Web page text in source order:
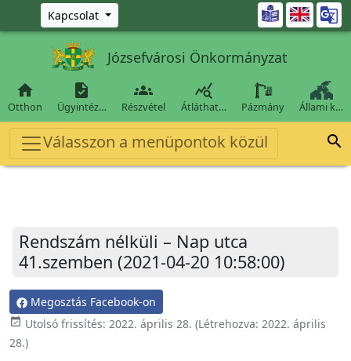
Ugrás a fő tartalomra
Kapcsolat 
Józsefvárosi Önkormányzat

Otthon

Ügyintéz…

Részvétel

Átláthat… Pázmány Állami k…
Válasszon a menüpontok közül 
Rendszám nélküli – Nap utca
41.szemben (2021-04-20 10:58:00)
Megosztás Facebook-on
event_available Utolsó frissítés: 2022. április 28. (Létrehozva: 2022. április
28.)